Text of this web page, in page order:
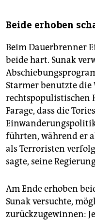
Beide erhoben
Beim Dauerbrenner
beide hart. Sunak
Starmer benutzte die
rechtspopulistischen
Farage, dass die
führten, während er
als Terroristen
sagte, seine
Am Ende erhoben
Sunak versuchte,
zurückzugewinnen: